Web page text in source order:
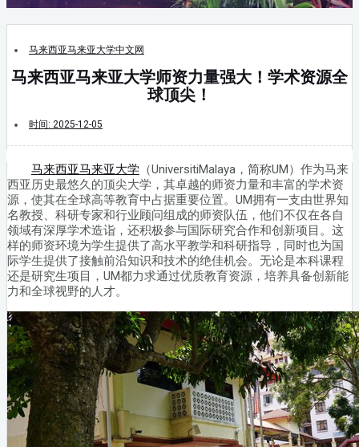
马来西亚马来亚大学中文网
马来西亚马来亚大学师资力量强大！学术资源全
球顶尖！
时间: 2025-12-05
马来西亚马来亚大学 （UniversitiMalaya，简称UM）作为马来
西亚历史最悠久的顶尖大学，其卓越的师资力量和丰富的学术资
源，使其在全球高等教育中占据重要位置。UM拥有一支由世界知
名教授、科研专家和行业顾问组成的师资队伍，他们不仅在各自
领域有深厚学术造诣，还积极参与国际研究合作和创新项目。这
样的师资环境为学生提供了高水平教学和科研指导，同时也为国
际学生提供了接触前沿知识和技术的绝佳机会。无论是本科课程
还是研究生项目，UM都力求通过优质教育资源，培养具备创新能
力和全球视野的人才。